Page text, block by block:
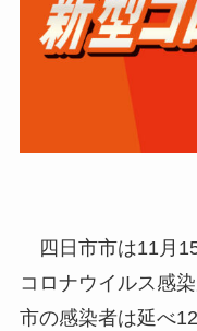
四日市市は11月1
コロナウイルス感染
市の感染者は延べ1